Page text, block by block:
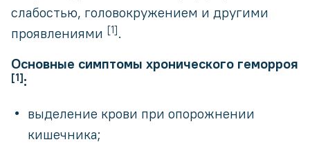
слабостью, головокружением и другими
проявлениями [1].
Основные симптомы хронического геморроя
[1]:
выделение крови при опорожнении
кишечника;